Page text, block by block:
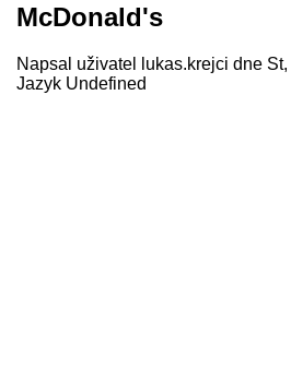
McDonald's
Napsal uživatel lukas.krejci dne
Jazyk Undefined